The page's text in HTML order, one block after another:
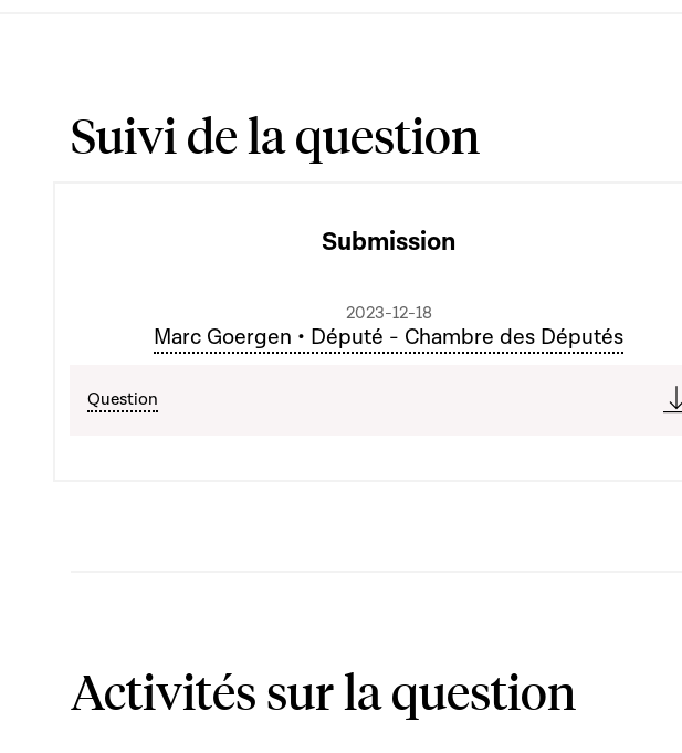
Suivi de la question
Submission
2023-12-18
Marc Goergen • Député - Chambre des Députés
Question
Activités sur la question